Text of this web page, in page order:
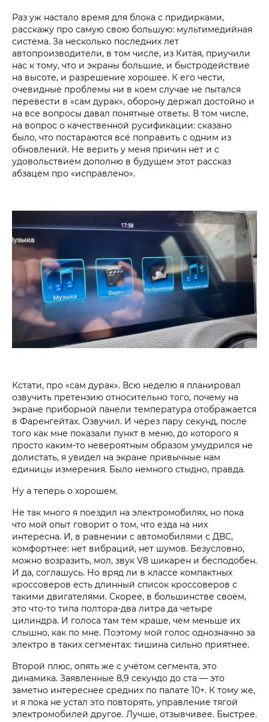
Раз уж настало время для блока с придирками,
расскажу про самую свою большую: мультимедийная
система. За несколько последних лет
автопроизводители, в том числе, из Китая, приучили
нас к тому, что и экраны большие, и быстродействие
на высоте, и разрешение хорошее. К его чести,
очевидные проблемы ни в коем случае не пытался
перевести в «сам дурак», оборону держал достойно и
на все вопросы давал понятные ответы. В том числе,
на вопрос о качественной русификации: сказано
было, что постараются всё поправить с одним из
обновлений. Не верить у меня причин нет и с
удовольствием дополню в будущем этот рассказ
абзацем про «исправлено».
Кстати, про «сам дурак». Всю неделю я планировал
озвучить претензию относительно того, почему на
экране приборной панели температура отображается
в Фаренгейтах. Озвучил. И через пару секунд, после
того как мне показали пункт в меню, до которого я
просто каким-то невероятным образом умудрился не
долистать, я увидел на экране привычные нам
единицы измерения. Было немного стыдно, правда.
Ну а теперь о хорошем.
Не так много я поездил на электромобилях, но пока
что мой опыт говорит о том, что езда на них
интересна. И, в равнении с автомобилями с ДВС,
комфортнее: нет вибраций, нет шумов. Безусловно,
можно возразить, мол, звук V8 шикарен и бесподобен.
И да, соглашусь. Но вряд ли в классе компактных
кроссоверов есть длинный список кроссоверов с
такими двигателями. Скорее, в большинстве своём,
это что-то типа полтора-два литра да четыре
цилиндра. И голоса там тем краше, чем меньше их
слышно, как по мне. Поэтому мой голос однозначно за
электро в таких сегментах: тишина сильно приятнее.
Второй плюс, опять же с учётом сегмента, это
динамика. Заявленные 8,9 секундо до ста — это
заметно интереснее средних по палате 10+. К тому же,
и я пока не устал это повторять, управление тягой
электромобилей другое. Лучше, отзывчивее. Быстрее.